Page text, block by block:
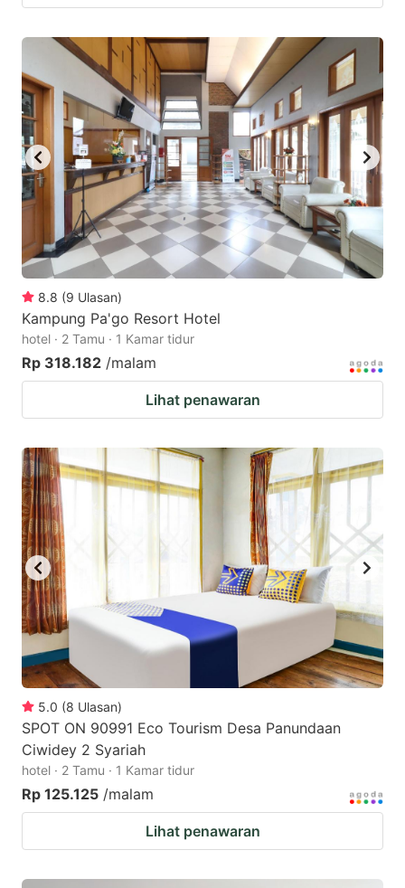
8.8 (9 Ulasan)
Kampung Pa'go Resort Hotel
hotel · 2 Tamu · 1 Kamar tidur
Rp 318.182 /malam
Lihat penawaran
5.0 (8 Ulasan)
SPOT ON 90991 Eco Tourism Desa Panundaan
Ciwidey 2 Syariah
hotel · 2 Tamu · 1 Kamar tidur
Rp 125.125 /malam
Lihat penawaran